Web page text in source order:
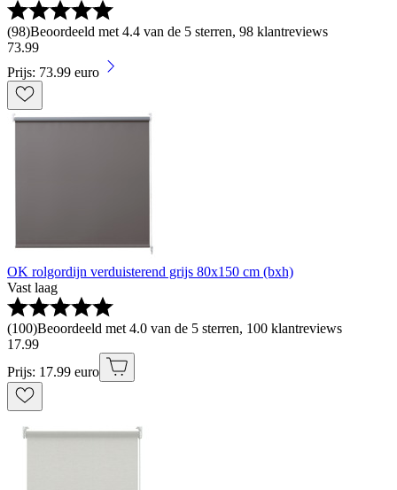
(98)Beoordeeld met 4.4 van de 5 sterren, 98 klantreviews
73.99
Prijs: 73.99 euro
OK rolgordijn verduisterend grijs 80x150 cm (bxh)
Vast laag
(100)Beoordeeld met 4.0 van de 5 sterren, 100 klantreviews
17.99
Prijs: 17.99 euro